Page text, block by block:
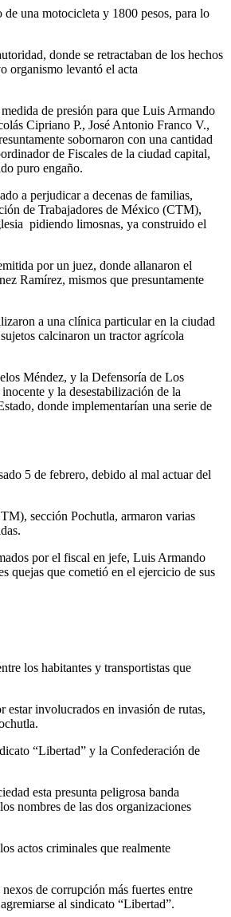
una motocicleta y 1800 pesos, para lo
donde se retractaban de los hechos
organismo levantó el acta
de presión para que Luis Armando
Cipriano P., José Antonio Franco V.,
sobornaron con una cantidad
de Fiscales de la ciudad capital,
puro engaño.
a perjudicar a decenas de familias,
de Trabajadores de México (CTM),
pidiendo limosnas, ya construido el
por un juez, donde allanaron el
Ramírez, mismos que presuntamente
a una clínica particular en la ciudad
calcinaron un tractor agrícola
Méndez, y la Defensoría de Los
y la desestabilización de la
donde implementarían una serie de
5 de febrero, debido al mal actuar del
sección Pochutla, armaron varias
por el fiscal en jefe, Luis Armando
quejas que cometió en el ejercicio de sus
los habitantes y transportistas que
involucrados en invasión de rutas,
“Libertad” y la Confederación de
esta presunta peligrosa banda
nombres de las dos organizaciones
actos criminales que realmente
de corrupción más fuertes entre
al sindicato “Libertad”.